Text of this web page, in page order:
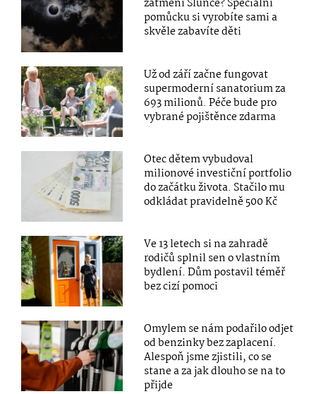
zatmění Slunce? Speciální
pomůcku si vyrobíte sami a
skvěle zabavíte děti
Už od září začne fungovat
supermoderní sanatorium za
693 milionů. Péče bude pro
vybrané pojištěnce zdarma
Otec dětem vybudoval
milionové investiční portfolio
do začátku života. Stačilo mu
odkládat pravidelně 500 Kč
Ve 13 letech si na zahradě
rodičů splnil sen o vlastním
bydlení. Dům postavil téměř
bez cizí pomoci
Omylem se nám podařilo odjet
od benzinky bez zaplacení.
Alespoň jsme zjistili, co se
stane a za jak dlouho se na to
přijde